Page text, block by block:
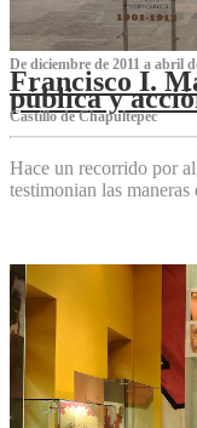
De diciembre de 2011 a abril
Francisco I.
pública y
Castillo de Chapultepec
Hace un recorrido por
testimonian las